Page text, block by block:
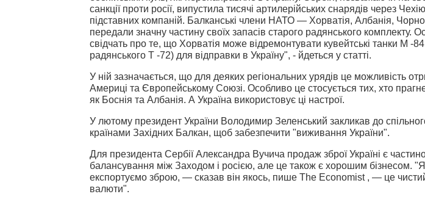
санкції проти росії, випустила тисячі артилерійських снарядів через
підставних компаній. Балканські члени НАТО — Хорватія, Албанія,
передали значну частину своїх запасів старого радянського комплекту.
свідчать про те, що Хорватія може відремонтувати кувейтські танки М -
радянського Т -72) для відправки в Україну", - йдеться у статті.
У ній зазначається, що для деяких регіональних урядів це можливість
Америці та Європейському Союзі. Особливо це стосується тих, хто
як Боснія та Албанія. А Україна використовує ці настрої.
У лютому президент України Володимир Зеленський закликав до
країнами Західних Балкан, щоб забезпечити "виживання України".
Для президента Сербії Александра Вучича продаж зброї Україні є
балансування між Заходом і росією, але це також є хорошим бізнесом.
експортуємо зброю, — сказав він якось, пише The Economist , — це
валюти".